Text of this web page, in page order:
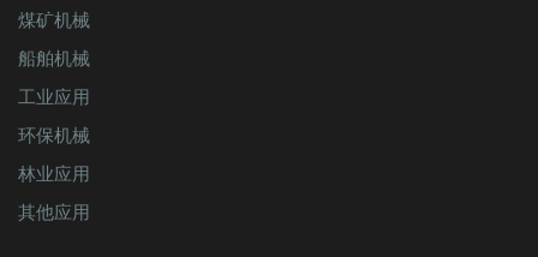
煤矿机械
船舶机械
工业应用
环保机械
林业应用
其他应用